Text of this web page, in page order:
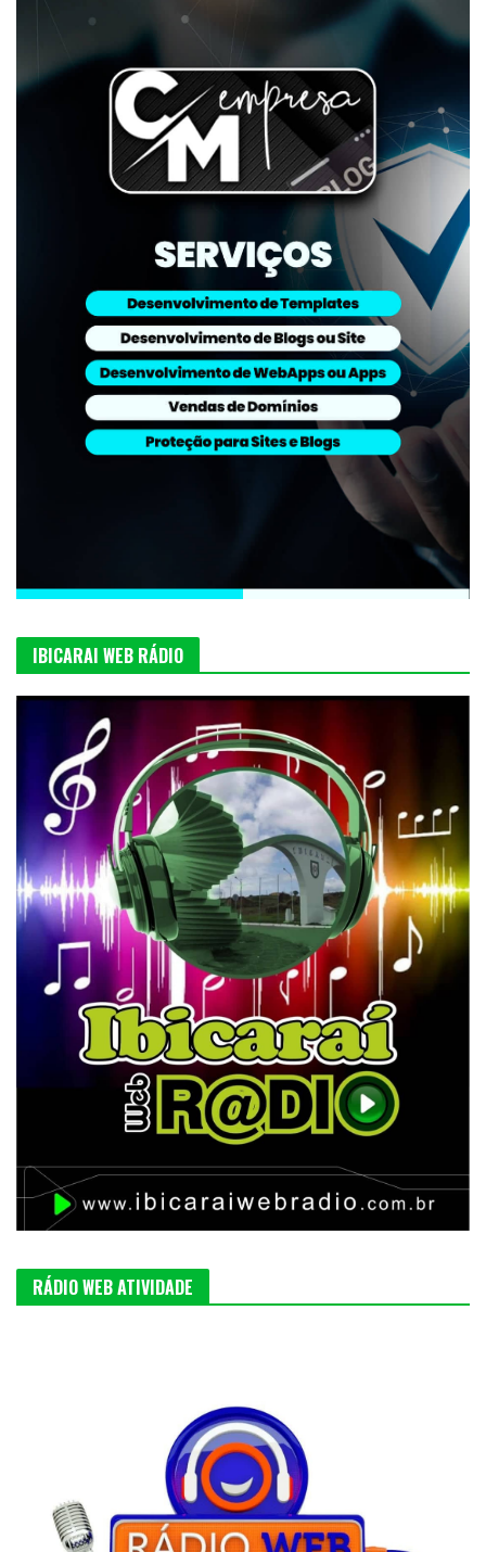
IBICARAI WEB RÁDIO
RÁDIO WEB ATIVIDADE